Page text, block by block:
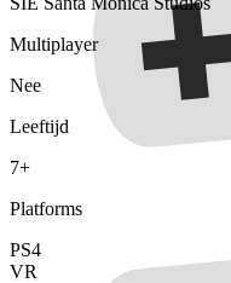
Multiplayer
Nee
Leeftijd
7+
Platforms
PS4
VR